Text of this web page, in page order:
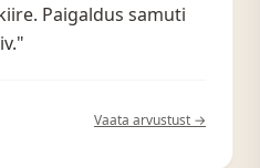
Paigaldus samuti
Vaata arvustust →